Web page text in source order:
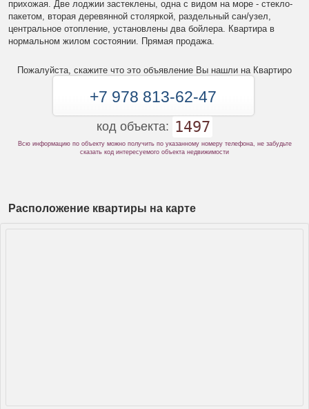
прихожая. Две лоджии застеклены, одна с видом на море - стекло-
пакетом, вторая деревянной столяркой, раздельный сан/узел,
центральное отопление, установлены два бойлера. Квартира в
нормальном жилом состоянии. Прямая продажа.
Пожалуйста, скажите что это объявление Вы нашли на Квартиро
+7 978 813-62-47
код объекта: 1497
Всю информацию по объекту можно получить по указанному номеру телефона, не забудьте
сказать код интересуемого объекта недвижимости
Расположение квартиры на карте